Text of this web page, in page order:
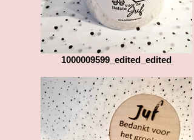
1000009599_edited_edited